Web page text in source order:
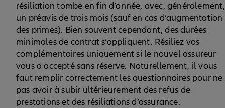
résiliation tombe en fin d’année, avec, généralement,
un préavis de trois mois (sauf en cas d’augmentation
des primes). Bien souvent cependant, des durées
minimales de contrat s’appliquent. Résiliez vos
complémentaires uniquement si le nouvel assureur
vous a accepté sans réserve. Naturellement, il vous
faut remplir correctement les questionnaires pour ne
pas avoir à subir ultérieurement des refus de
prestations et des résiliations d’assurance.